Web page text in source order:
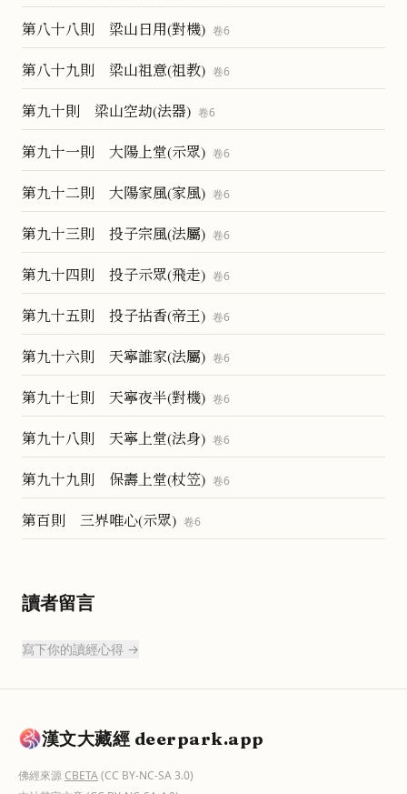
第八十八則 梁山日用(對機) 卷6
第八十九則 梁山祖意(祖教) 卷6
第九十則 梁山空劫(法器) 卷6
第九十一則 大陽上堂(示眾) 卷6
第九十二則 大陽家風(家風) 卷6
第九十三則 投子宗風(法屬) 卷6
第九十四則 投子示眾(飛走) 卷6
第九十五則 投子拈香(帝王) 卷6
第九十六則 天寧誰家(法屬) 卷6
第九十七則 天寧夜半(對機) 卷6
第九十八則 天寧上堂(法身) 卷6
第九十九則 保壽上堂(杖笠) 卷6
第百則 三界唯心(示眾) 卷6
讀者留言
寫下你的讀經心得 →
漢文大藏經 deerpark.app
佛經來源CBETA(CC BY-NC-SA 3.0)